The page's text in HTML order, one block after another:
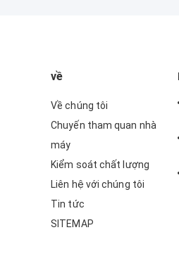
về
Về chúng tôi
Chuyến tham quan nhà
máy
Kiểm soát chất lượng
Liên hệ với chúng tôi
Tin tức
SITEMAP